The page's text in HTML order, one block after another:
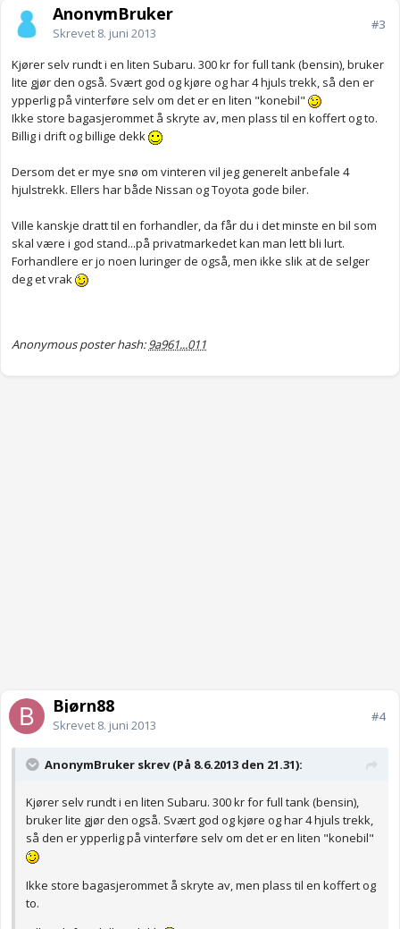
AnonymBruker
Skrevet 8. juni 2013
#3
Kjører selv rundt i en liten Subaru. 300 kr for full tank (bensin), bruker
lite gjør den også. Svært god og kjøre og har 4 hjuls trekk, så den er
ypperlig på vinterføre selv om det er en liten "konebil"
Ikke store bagasjerommet å skryte av, men plass til en koffert og to.
Billig i drift og billige dekk
Dersom det er mye snø om vinteren vil jeg generelt anbefale 4
hjulstrekk. Ellers har både Nissan og Toyota gode biler.
Ville kanskje dratt til en forhandler, da får du i det minste en bil som
skal være i god stand...på privatmarkedet kan man lett bli lurt.
Forhandlere er jo noen luringer de også, men ikke slik at de selger
deg et vrak
Anonymous poster hash:9a961...011
Bjørn88
Skrevet 8. juni 2013
#4
AnonymBruker skrev (På 8.6.2013 den 21.31):
Kjører selv rundt i en liten Subaru. 300 kr for full tank (bensin),
bruker lite gjør den også. Svært god og kjøre og har 4 hjuls trekk,
så den er ypperlig på vinterføre selv om det er en liten "konebil"
Ikke store bagasjerommet å skryte av, men plass til en koffert og
to.